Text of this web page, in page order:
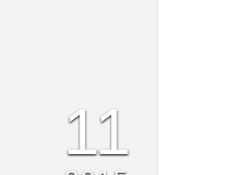
11